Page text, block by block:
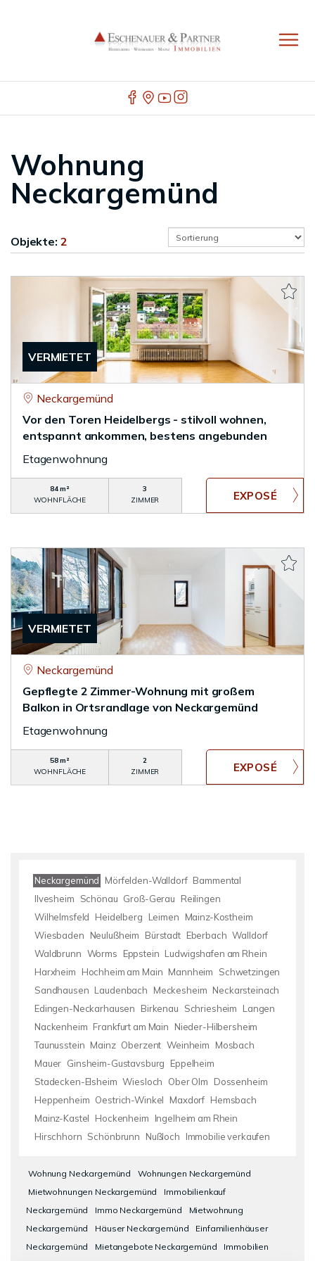
Wohnung
Neckargemünd
Objekte: 2
VERMIETET
Neckargemünd
Vor den Toren Heidelbergs - stilvoll wohnen,
entspannt ankommen, bestens angebunden
Etagenwohnung
84 m²
WOHNFLÄCHE
3
ZIMMER
VERMIETET
Neckargemünd
Gepflegte 2 Zimmer-Wohnung mit großem
Balkon in Ortsrandlage von Neckargemünd
Etagenwohnung
58 m²
WOHNFLÄCHE
2
ZIMMER
Neckargemünd Mörfelden-Walldorf Bammental
Ilvesheim
Schönau Groß-Gerau
Reilingen
Wilhelmsfeld
Heidelberg Leimen
Mainz-Kostheim
Wiesbaden
Neulußheim Bürstadt Eberbach Walldorf
Waldbrunn Worms Eppstein Ludwigshafen am Rhein
Harxheim
Hochheim am Main Mannheim
Schwetzingen
Sandhausen Laudenbach Meckesheim Neckarsteinach
Edingen-Neckarhausen
Birkenau Schriesheim
Langen
Nackenheim Frankfurt am Main
Nieder-Hilbersheim
Taunusstein Mainz Oberzent Weinheim
Mosbach
Mauer Ginsheim-Gustavsburg
Eppelheim
Stadecken-Elsheim Wiesloch Ober Olm
Dossenheim
Heppenheim Oestrich-Winkel Maxdorf Hemsbach
Mainz-Kastel
Hockenheim
Ingelheim am Rhein
Hirschhorn Schönbrunn Nußloch Immobilie verkaufen
Wohnung Neckargemünd
Wohnungen Neckargemünd
Mietwohnungen Neckargemünd
Immobilienkauf
Neckargemünd
Immo Neckargemünd
Mietwohnung
Neckargemünd
Häuser Neckargemünd
Einfamilienhäuser
Neckargemünd
Mietangebote Neckargemünd
Immobilien